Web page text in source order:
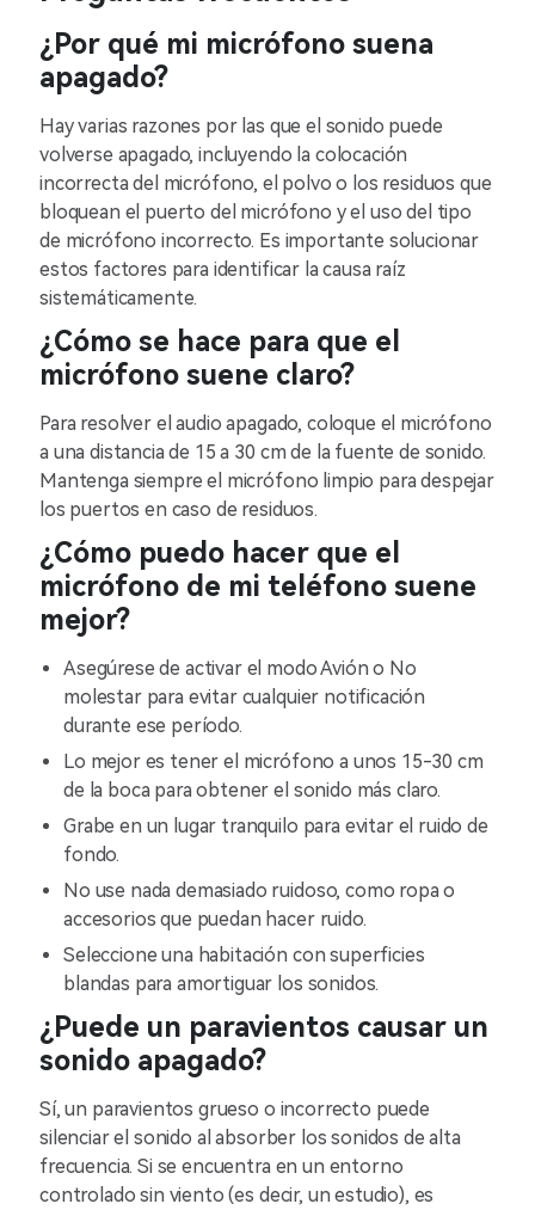
¿Por qué mi micrófono suena
apagado?
Hay varias razones por las que el sonido puede
volverse apagado, incluyendo la colocación
incorrecta del micrófono, el polvo o los residuos que
bloquean el puerto del micrófono y el uso del tipo
de micrófono incorrecto. Es importante solucionar
estos factores para identificar la causa raíz
sistemáticamente.
¿Cómo se hace para que el
micrófono suene claro?
Para resolver el audio apagado, coloque el micrófono
a una distancia de 15 a 30 cm de la fuente de sonido.
Mantenga siempre el micrófono limpio para despejar
los puertos en caso de residuos.
¿Cómo puedo hacer que el
micrófono de mi teléfono suene
mejor?
Asegúrese de activar el modo Avión o No
molestar para evitar cualquier notificación
durante ese período.
Lo mejor es tener el micrófono a unos 15-30 cm
de la boca para obtener el sonido más claro.
Grabe en un lugar tranquilo para evitar el ruido de
fondo.
No use nada demasiado ruidoso, como ropa o
accesorios que puedan hacer ruido.
Seleccione una habitación con superficies
blandas para amortiguar los sonidos.
¿Puede un paravientos causar un
sonido apagado?
Sí, un paravientos grueso o incorrecto puede
silenciar el sonido al absorber los sonidos de alta
frecuencia. Si se encuentra en un entorno
controlado sin viento (es decir, un estudio), es